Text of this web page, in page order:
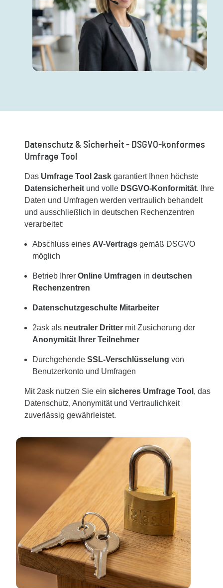
Datenschutz & Sicherheit - DSGVO-konformes
Umfrage Tool
Das Umfrage Tool 2ask garantiert Ihnen höchste
Datensicherheit und volle DSGVO-Konformität. Ihre
Daten und Umfragen werden vertraulich behandelt
und ausschließlich in deutschen Rechenzentren
verarbeitet:
Abschluss eines AV-Vertrags gemäß DSGVO
möglich
Betrieb Ihrer Online Umfragen in deutschen
Rechenzentren
Datenschutzgeschulte Mitarbeiter
2ask als neutraler Dritter mit Zusicherung der
Anonymität Ihrer Teilnehmer
Durchgehende SSL-Verschlüsselung von
Benutzerkonto und Umfragen
Mit 2ask nutzen Sie ein sicheres Umfrage Tool , das
Datenschutz, Anonymität und Vertraulichkeit
zuverlässig gewährleistet.